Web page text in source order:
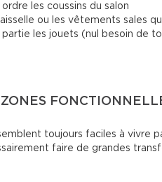
les coussins du salon
ou les vêtements sales
partie les jouets (nul besoin de
toujours faciles à vivre
faire de grandes